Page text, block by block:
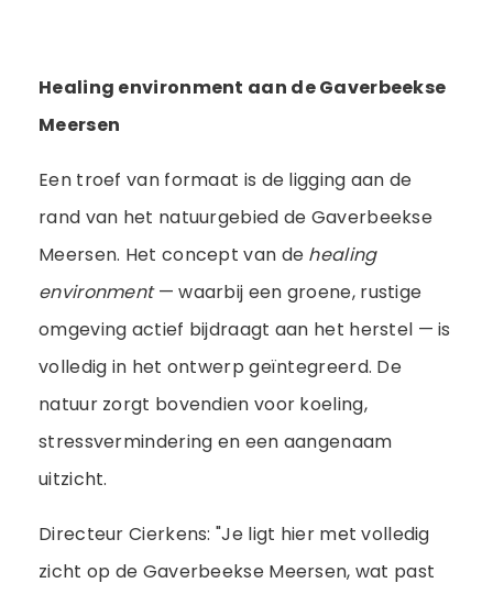
Healing environment aan de Gaverbeekse
Meersen
Een troef van formaat is de ligging aan de
rand van het natuurgebied de Gaverbeekse
Meersen. Het concept van de healing
environment— waarbij een groene, rustige
omgeving actief bijdraagt aan het herstel — is
volledig in het ontwerp geïntegreerd. De
natuur zorgt bovendien voor koeling,
stressvermindering en een aangenaam
uitzicht.
Directeur Cierkens: "Je ligt hier met volledig
zicht op de Gaverbeekse Meersen, wat past